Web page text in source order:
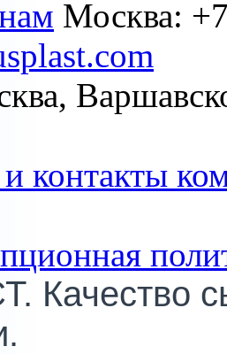
Москва:
контакты
Качество